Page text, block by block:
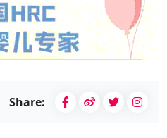
Share: